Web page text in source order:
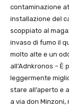
contaminazione
installazione del
scoppiato al
invaso di fumo il
molto alte e un
all’Adnkronos – È
leggermente
stare all’aperto e
a via don